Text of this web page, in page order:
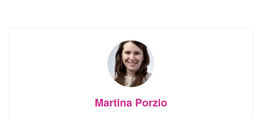
Martina Porzio